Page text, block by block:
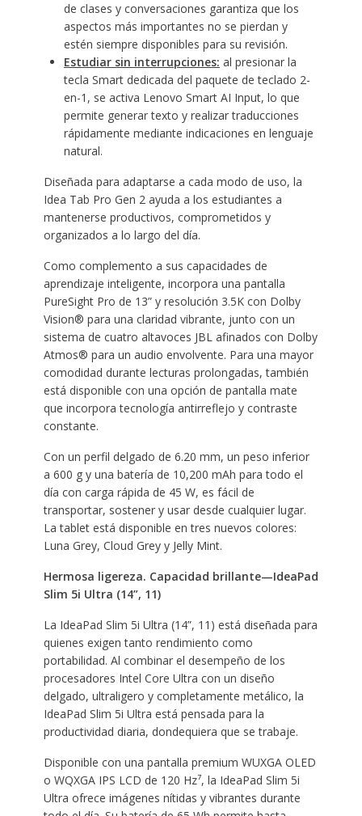
de clases y conversaciones garantiza que los
aspectos más importantes no se pierdan y
estén siempre disponibles para su revisión.
Estudiar sin interrupciones: al presionar la
tecla Smart dedicada del paquete de teclado 2-
en-1, se activa Lenovo Smart AI Input, lo que
permite generar texto y realizar traducciones
rápidamente mediante indicaciones en lenguaje
natural.
Diseñada para adaptarse a cada modo de uso, la
Idea Tab Pro Gen 2 ayuda a los estudiantes a
mantenerse productivos, comprometidos y
organizados a lo largo del día.
Como complemento a sus capacidades de
aprendizaje inteligente, incorpora una pantalla
PureSight Pro de 13” y resolución 3.5K con Dolby
Vision® para una claridad vibrante, junto con un
sistema de cuatro altavoces JBL afinados con Dolby
Atmos® para un audio envolvente. Para una mayor
comodidad durante lecturas prolongadas, también
está disponible con una opción de pantalla mate
que incorpora tecnología antirreflejo y contraste
constante.
Con un perfil delgado de 6.20 mm, un peso inferior
a 600 g y una batería de 10,200 mAh para todo el
día con carga rápida de 45 W, es fácil de
transportar, sostener y usar desde cualquier lugar.
La tablet está disponible en tres nuevos colores:
Luna Grey, Cloud Grey y Jelly Mint.
Hermosa ligereza. Capacidad brillante—IdeaPad
Slim 5i Ultra (14”, 11)
La IdeaPad Slim 5i Ultra (14”, 11) está diseñada para
quienes exigen tanto rendimiento como
portabilidad. Al combinar el desempeño de los
procesadores Intel Core Ultra con un diseño
delgado, ultraligero y completamente metálico, la
IdeaPad Slim 5i Ultra está pensada para la
productividad diaria, dondequiera que se trabaje.
Disponible con una pantalla premium WUXGA OLED
o WQXGA IPS LCD de 120 Hz⁷, la IdeaPad Slim 5i
Ultra ofrece imágenes nítidas y vibrantes durante